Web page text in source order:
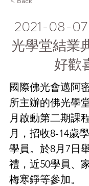
2021-08-07
光學堂結業
好歡
國際佛光會邁阿
所主辦的佛光學
月啟動第二期課
月，招收8-14歲
學員。於8月7日
禮，近50學員、
梅寒錚等參加。